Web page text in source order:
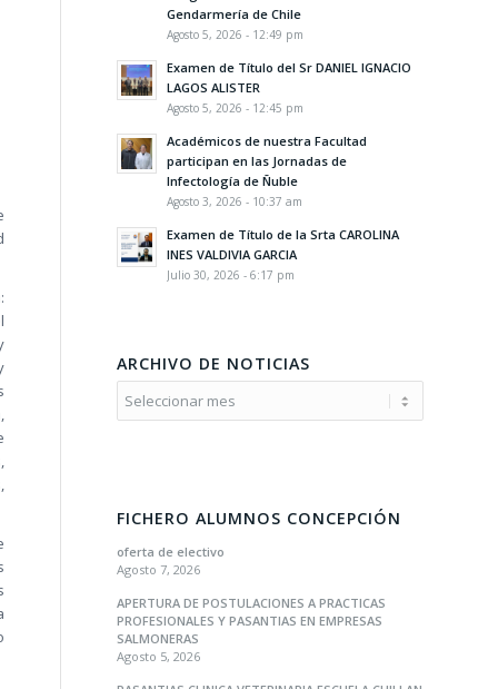
Gendarmería de Chile
Agosto 5, 2026 - 12:49 pm
Examen de Título del Sr DANIEL IGNACIO
LAGOS ALISTER
Agosto 5, 2026 - 12:45 pm
Académicos de nuestra Facultad
participan en las Jornadas de
Infectología de Ñuble
Agosto 3, 2026 - 10:37 am
Examen de Título de la Srta CAROLINA
INES VALDIVIA GARCIA
Julio 30, 2026 - 6:17 pm
ARCHIVO DE NOTICIAS
FICHERO ALUMNOS CONCEPCIÓN
oferta de electivo
Agosto 7, 2026
APERTURA DE POSTULACIONES A PRACTICAS
PROFESIONALES Y PASANTIAS EN EMPRESAS
SALMONERAS
Agosto 5, 2026